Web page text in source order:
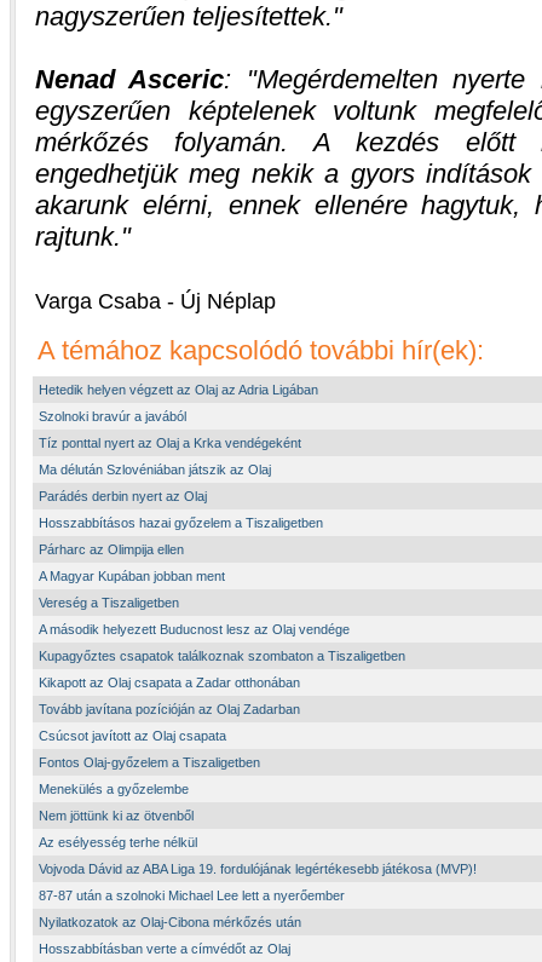
nagyszerűen teljesítettek.
Nenad Asceric:
Megérdemelten
egyszerűen képtelenek voltunk
mérkőzés folyamán. A kezdés előtt
engedhetjük meg nekik a gyors
akarunk elérni, ennek ellenére hagytuk,
rajtunk.
Varga Csaba - Új Néplap
A témához kapcsolódó további hír(ek):
Hetedik helyen végzett az Olaj az Adria Ligában
Szolnoki bravúr a javából
Tíz ponttal nyert az Olaj a Krka vendégeként
Ma délután Szlovéniában játszik az Olaj
Parádés derbin nyert az Olaj
Hosszabbításos hazai győzelem a Tiszaligetben
Párharc az Olimpija ellen
A Magyar Kupában jobban ment
Vereség a Tiszaligetben
A második helyezett Buducnost lesz az Olaj vendége
Kupagyőztes csapatok találkoznak szombaton a Tiszaligetben
Kikapott az Olaj csapata a Zadar otthonában
Tovább javítana pozícióján az Olaj Zadarban
Csúcsot javított az Olaj csapata
Fontos Olaj-győzelem a Tiszaligetben
Menekülés a győzelembe
Nem jöttünk ki az ötvenből
Az esélyesség terhe nélkül
Vojvoda Dávid az ABA Liga 19. fordulójának legértékesebb játékosa (MVP)!
87-87 után a szolnoki Michael Lee lett a nyerőember
Nyilatkozatok az Olaj-Cibona mérkőzés után
Hosszabbításban verte a címvédőt az Olaj